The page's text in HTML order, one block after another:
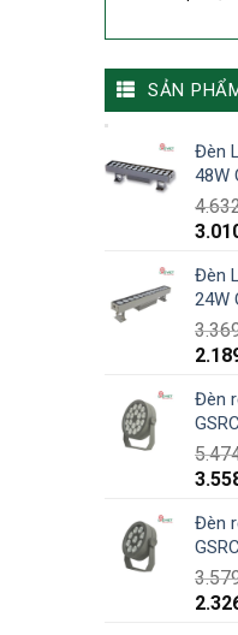
SẢN
Đèn
48W
Đèn
24W
Đèn
Đèn